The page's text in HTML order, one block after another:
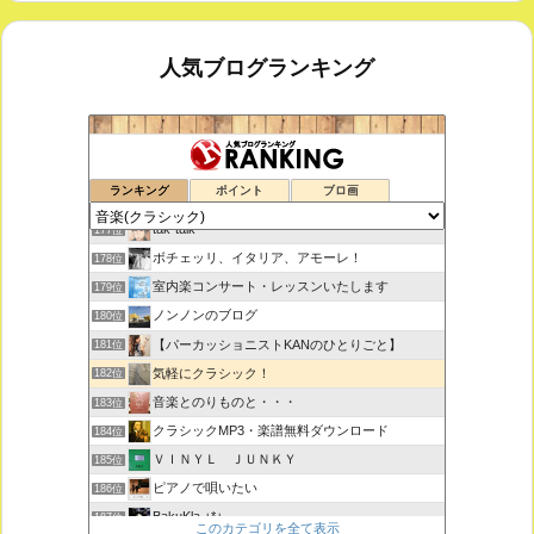
人気ブログランキング
ランキング ポイント ブロ画
鑑賞空間・忘れられない作品
176位 思えば遠くへ来たもんだ
177位 tak-talk
178位 ボチェッリ、イタリア、アモーレ！
179位 室内楽コンサート・レッスンいたします
180位 ノンノンのブログ
181位 【パーカッショニストKANのひとりごと】
182位 気軽にクラシック！
183位 音楽とのりものと・・・
184位 クラシックMP3・楽譜無料ダウンロード
185位 ＶＩＮＹＬ ＪＵＮＫＹ
186位 ピアノで唄いたい
187位
BakuKla +*+
このカテゴリを全て表示